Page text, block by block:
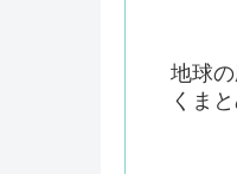
地球
くま